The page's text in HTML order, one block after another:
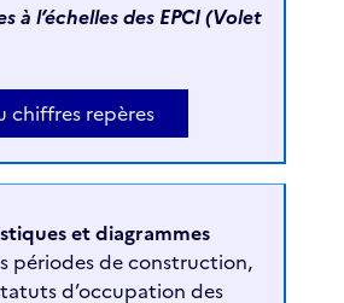
à l’échelles des EPCI (Volet
chiffres repères
et diagrammes
périodes de construction,
d’occupation des